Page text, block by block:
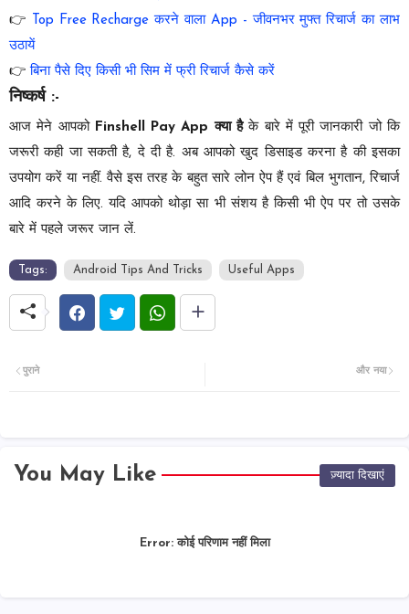
👉
Top Free Recharge करने वाला App - जीवनभर मुफ्त रिचार्ज का लाभ
उठायें
👉बिना पैसे दिए किसी भी सिम में फ्री रिचार्ज कैसे करें
निष्कर्ष :-
आज मेने आपको Finshell Pay App क्या हैके बारे में पूरी जानकारी जो कि
जरूरी कही जा सकती है, दे दी है. अब आपको खुद डिसाइड करना है की इसका
उपयोग करें या नहीं. वैसे इस तरह के बहुत सारे लोन ऐप हैं एवं बिल भुगतान, रिचार्ज
आदि करने के लिए. यदि आपको थोड़ा सा भी संशय है किसी भी ऐप पर तो उसके
बारे में पहले जरूर जान लें.
Tags: Android Tips And Tricks Useful Apps
और नया
पुराने
You May Like ज़्यादा दिखाएं
Error:कोई परिणाम नहीं मिला